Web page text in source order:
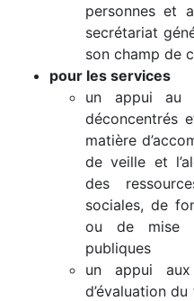
personnes et
secrétariat
son champ de
pour les services
un appui au
déconcentrés
matière
de veille et
des
sociales, de
ou de mise
publiques
un appui
d’évaluation